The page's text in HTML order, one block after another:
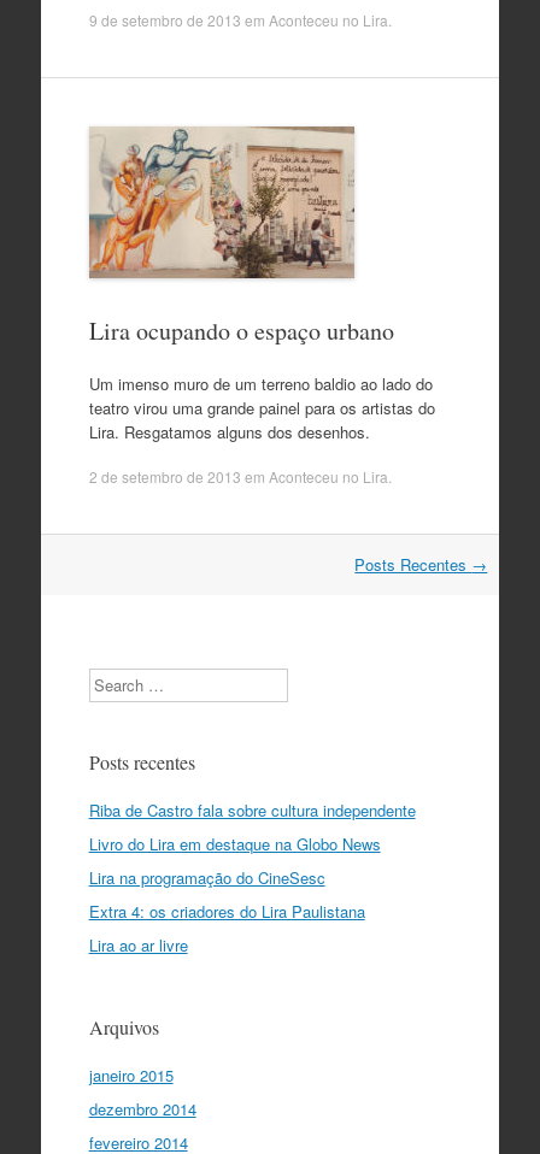
9 de setembro de 2013 em Aconteceu no Lira
Lira ocupando o espaço urbano
Um imenso muro de um terreno baldio ao lado do
teatro virou uma grande painel para os artistas do
Lira. Resgatamos alguns dos desenhos.
2 de setembro de 2013 em Aconteceu no Lira
Posts Recentes →
Search
Posts recentes
Riba de Castro fala sobre cultura independente
Livro do Lira em destaque na Globo News
Lira na programação do CineSesc
Extra 4: os criadores do Lira Paulistana
Lira ao ar livre
Arquivos
janeiro 2015
dezembro 2014
fevereiro 2014